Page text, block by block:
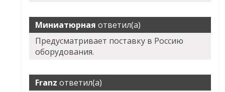
Миниатюрная ответил(а)
Предусматривает поставку в Россию
оборудования.
Franz ответил(а)